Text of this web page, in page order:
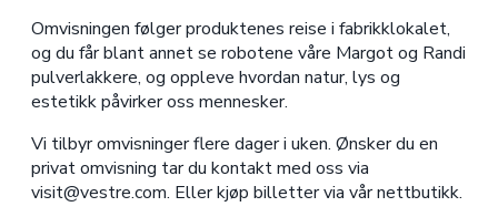
Omvisningen følger produktenes reise i fabrikklokalet,
og du får blant annet se robotene våre Margot og Randi
pulverlakkere, og oppleve hvordan natur, lys og
estetikk påvirker oss mennesker.
Vi tilbyr omvisninger flere dager i uken. Ønsker du en
privat omvisning tar du kontakt med oss via
visit@vestre.com. Eller kjøp billetter via vår nettbutikk.